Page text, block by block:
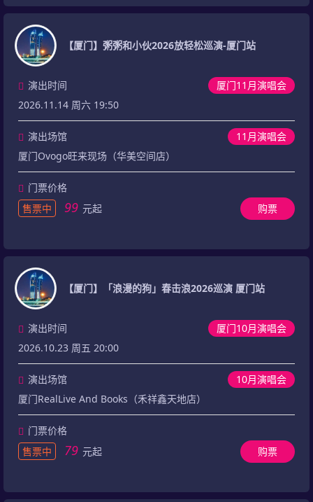
【厦门】粥粥和小伙2026放轻松巡演-厦门站
厦门11月演唱会
演出时间
2026.11.14 周六 19:50
11月演唱会
演出场馆
厦门Ovogo旺来现场（华美空间店）
门票价格
售票中
99 元起 购票
【厦门】「浪漫的狗」春击浪2026巡演 厦门站
厦门10月演唱会
演出时间
2026.10.23 周五 20:00
10月演唱会
演出场馆
厦门RealLive And Books（禾祥鑫天地店）
门票价格
售票中
79 元起 购票